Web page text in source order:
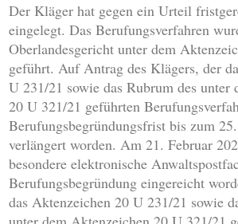
Der Kläger hat gegen ein Urteil
eingelegt. Das Berufungsverfahren
Oberlandesgericht unter dem
geführt. Auf Antrag des Klägers, der
U 231/21 sowie das Rubrum des unter
20 U 321/21 geführten
Berufungsbegründungsfrist bis zum
verlängert worden. Am 21. Februar
besondere elektronische
Berufungsbegründung eingereicht
das Aktenzeichen 20 U 231/21 sowie